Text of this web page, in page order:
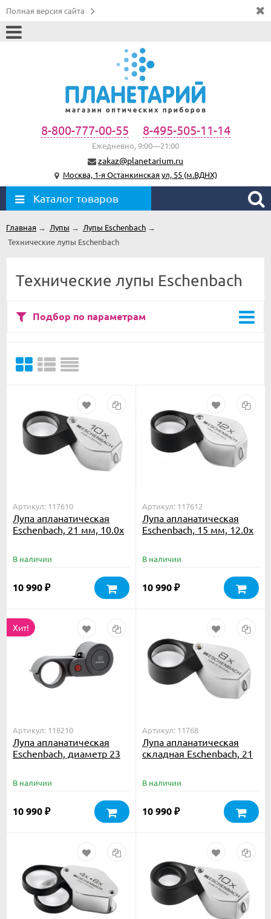
Полная версия сайта
8-800-777-00-55 8-495-505-11-14
Ежедневно, 9:00—21:00
zakaz@planetarium.ru
Москва, 1-я Останкинская ул, 55 (м.ВДНХ)
Каталог товаров
Главная → Лупы → Лупы Eschenbach →
Технические лупы Eschenbach
Технические лупы Eschenbach
Подбор по параметрам
Артикул: 117610
Лупа апланатическая
Eschenbach, 21 мм, 10.0х
В наличии
10 990 ₽
Артикул: 117612
Лупа апланатическая
Eschenbach, 15 мм, 12.0х
В наличии
10 990 ₽
Хит!
Артикул: 118210
Лупа апланатическая
Eschenbach, диаметр 23
В наличии
10 990 ₽
Артикул: 11768
Лупа апланатическая
складная Eschenbach, 21
В наличии
10 990 ₽